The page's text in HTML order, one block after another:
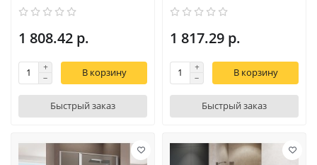
1 808.42 р.
В корзину
Быстрый заказ
1 817.29 р.
В корзину
Быстрый заказ